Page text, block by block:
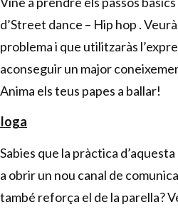
d’Street dance – Hip hop .
problema i que utilitzaràs
aconseguir un major
Anima els teus papes a ballar!
Ioga
Sabies que la pràctica
a obrir un nou canal de
també reforça el de la parella?